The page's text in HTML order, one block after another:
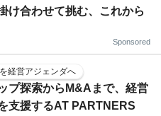
け合わせて挑む、これから
Sponsored
経営アジェンダへ
プ探索からM&Aまで、経営
支援するAT PARTNERS